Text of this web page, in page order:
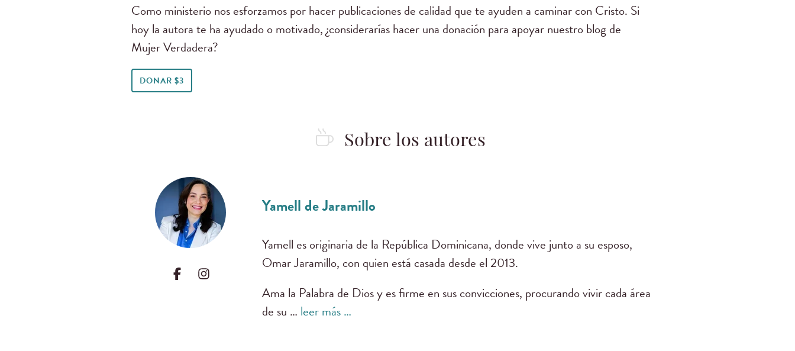
Como ministerio nos esforzamos por hacer publicaciones de calidad que te ayuden a caminar con Cristo. Si
hoy la autora te ha ayudado o motivado, ¿considerarías hacer una donación para apoyar nuestro blog de
Mujer Verdadera?
DONAR $3
Sobre los autores
Yamell de Jaramillo
Yamell es originaria de la República Dominicana, donde vive junto a su esposo,
Omar Jaramillo, con quien está casada desde el 2013.
Ama la Palabra de Dios y es firme en sus convicciones, procurando vivir cada área
de su … leer más …